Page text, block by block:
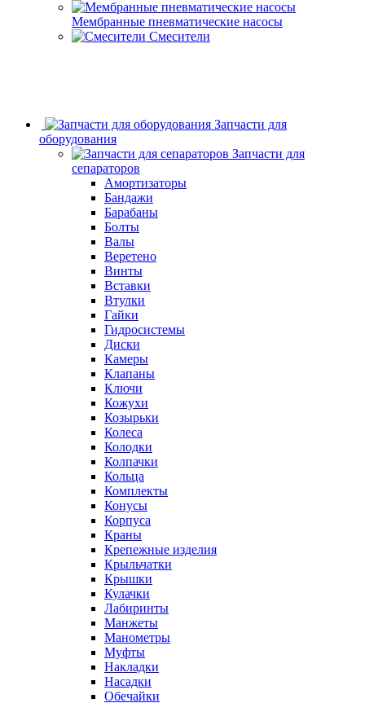
Мембранные пневматические насосы
Смесители
Запчасти для
оборудования
Запчасти для
сепараторов
Амортизаторы
Бандажи
Барабаны
Болты
Валы
Веретено
Винты
Вставки
Втулки
Гайки
Гидросистемы
Диски
Камеры
Клапаны
Ключи
Кожухи
Козырьки
Колеса
Колодки
Колпачки
Кольца
Комплекты
Конусы
Корпуса
Краны
Крепежные изделия
Крыльчатки
Крышки
Кулачки
Лабиринты
Манжеты
Манометры
Муфты
Накладки
Насадки
Обечайки